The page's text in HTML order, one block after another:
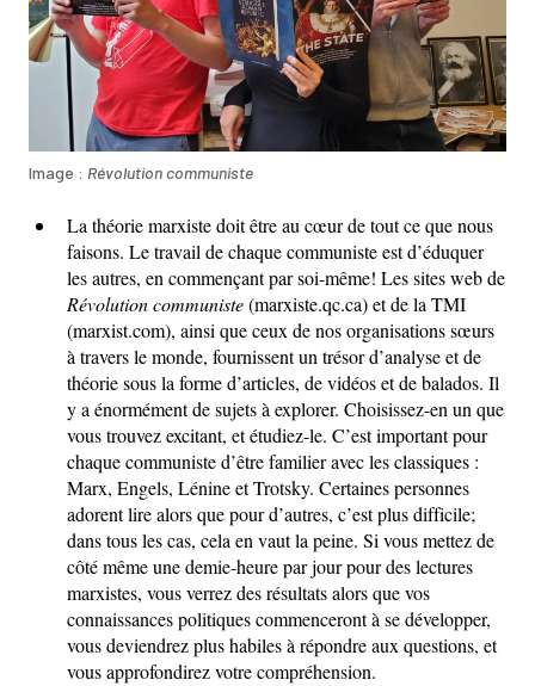
Image : Révolution communiste
La théorie marxiste doit être au cœur de tout ce que nous
faisons. Le travail de chaque communiste est d’éduquer
les autres, en commençant par soi-même! Les sites web de
Révolution communiste(marxiste.qc.ca) et de la TMI
(marxist.com), ainsi que ceux de nos organisations sœurs
à travers le monde, fournissent un trésor d’analyse et de
théorie sous la forme d’articles, de vidéos et de balados. Il
y a énormément de sujets à explorer. Choisissez-en un que
vous trouvez excitant, et étudiez-le. C’est important pour
chaque communiste d’être familier avec les classiques :
Marx, Engels, Lénine et Trotsky. Certaines personnes
adorent lire alors que pour d’autres, c’est plus difficile;
dans tous les cas, cela en vaut la peine. Si vous mettez de
côté même une demie-heure par jour pour des lectures
marxistes, vous verrez des résultats alors que vos
connaissances politiques commenceront à se développer,
vous deviendrez plus habiles à répondre aux questions, et
vous approfondirez votre compréhension.